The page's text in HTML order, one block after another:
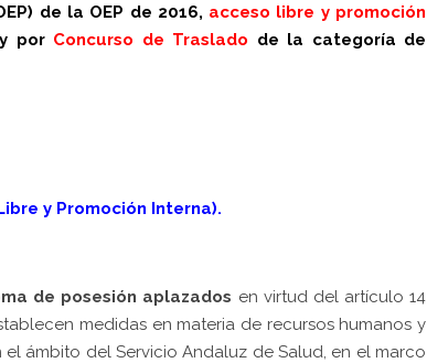
de la OEP de 2016, acceso libre y promoción
por Concurso de Traslado de la categoría de
Libre y Promoción Interna).
de posesión aplazados en virtud del artículo 14
medidas en materia de recursos humanos y
ámbito del Servicio Andaluz de Salud, en el marco